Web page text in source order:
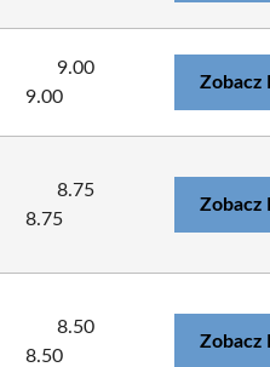
9.00
9.00
Zobacz
8.75
8.75
Zobacz
8.50
8.50
Zobacz